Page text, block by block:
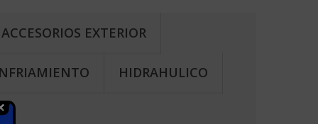
ACCESORIOS EXTERIOR
HIDRAHULICO